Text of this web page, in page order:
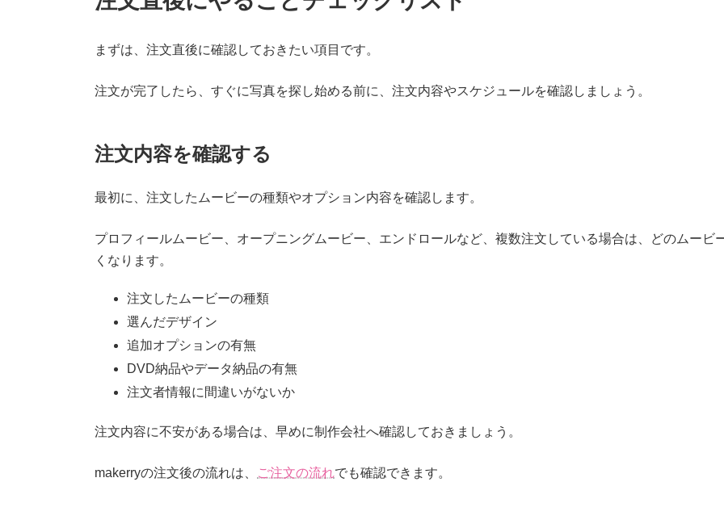
まずは、注文直後に確認しておきたい項目です。
注文が完了したら、すぐに写真を探し始める前に、注文内容やスケジュールを確認しましょう。
注文内容を確認する
最初に、注文したムービーの種類やオプション内容を確認します。
プロフィールムービー、オープニングムービー、エンドロールなど、複数注文している場合は、どのムービ
くなります。
注文したムービーの種類
選んだデザイン
追加オプションの有無
DVD納品やデータ納品の有無
注文者情報に間違いがないか
注文内容に不安がある場合は、早めに制作会社へ確認しておきましょう。
makerryの注文後の流れは、 ご注文の流れでも確認できます。